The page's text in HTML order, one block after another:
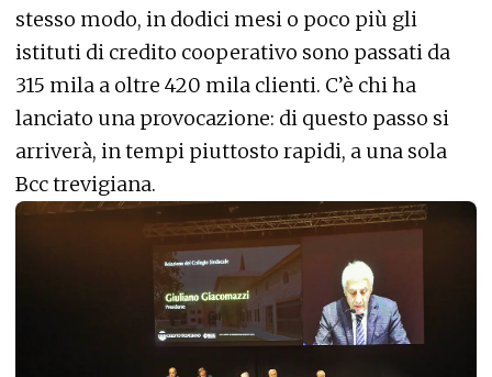
stesso modo, in dodici mesi o poco più gli
istituti di credito cooperativo sono passati da
315 mila a oltre 420 mila clienti. C’è chi ha
lanciato una provocazione: di questo passo si
arriverà, in tempi piuttosto rapidi, a una sola
Bcc trevigiana.